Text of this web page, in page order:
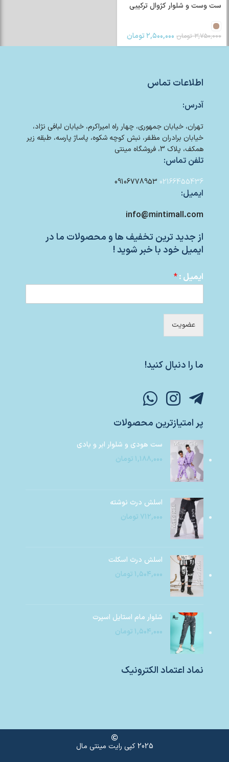
ست وست و شلوار کژوال ترکیبی
۳,۷۵۰,۰۰۰ تومان ۲,۵۰۰,۰۰۰تومان
اطلاعات تماس
آدرس:
تهران، خیابان جمهوری، چهار راه امیراکرم، خیابان لبافی نژاد،
خیابان برادران مظفر، نبش کوچه شکوه، پاساژ پارسه، طبقه زیر
همکف، پلاک 3، فروشگاه مینتی
تلفن تماس:
02166455436
09106778953
ایمیل:
info@mintimall.com
از جدید ترین تخفیف ها و محصولات ما در
ایمیل خود با خبر شوید !
ایمیل :*
عضویت
ما را دنبال کنید!
پر امتیازترین محصولات
ست هودی و شلوار ابر و بادی
۱,۱۸۸,۰۰۰ تومان
اسلش درث نوشته
۷۱۲,۰۰۰ تومان
اسلش درث اسکلت
۱,۵۰۴,۰۰۰ تومان
شلوار مام استایل اسپرت
۱,۵۰۴,۰۰۰ تومان
نماد اعتماد الکترونیک
2025 کپی رایت مینتی مال